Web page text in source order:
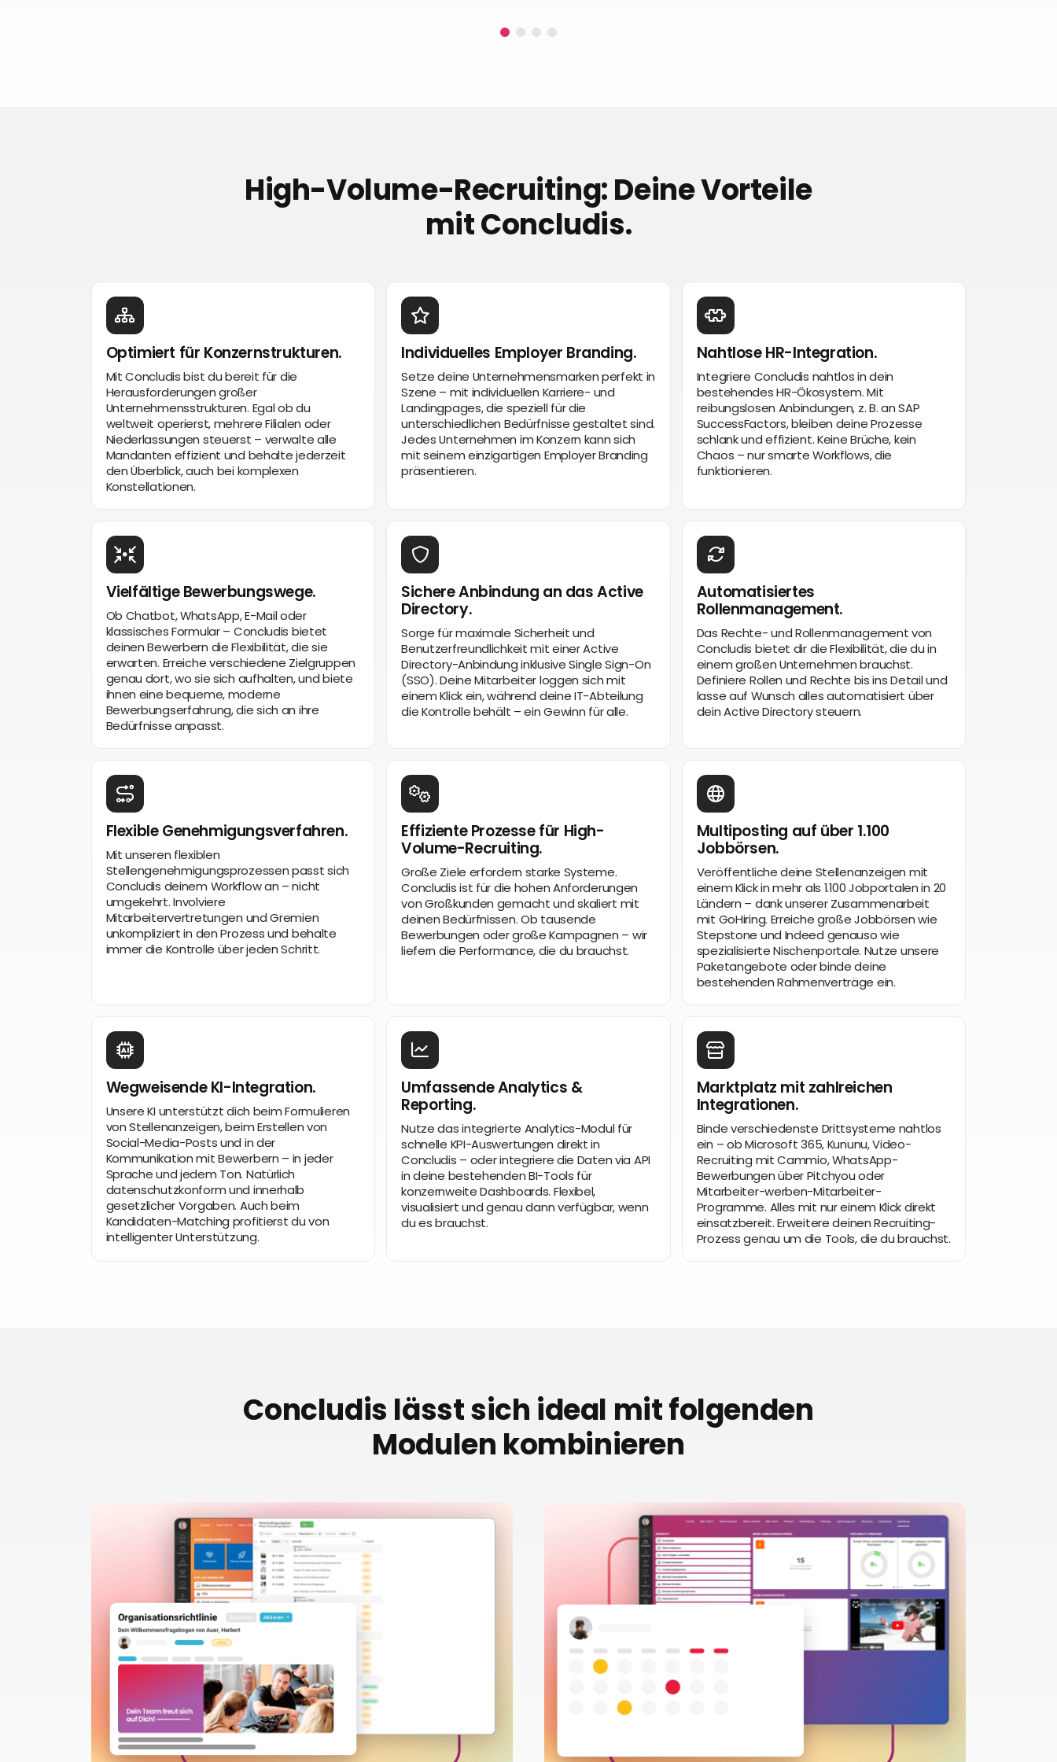
High-Volume-Recruiting: Deine Vorteile
mit Concludis.
Optimiert für Konzernstrukturen.
Mit Concludis bist du bereit für die
Herausforderungen großer
Unternehmensstrukturen. Egal ob du
weltweit operierst, mehrere Filialen oder
Niederlassungen steuerst – verwalte alle
Mandanten effizient und behalte jederzeit
den Überblick, auch bei komplexen
Konstellationen.
Individuelles Employer Branding.
Setze deine Unternehmensmarken perfekt in
Szene – mit individuellen Karriere- und
Landingpages, die speziell für die
unterschiedlichen Bedürfnisse gestaltet sind.
Jedes Unternehmen im Konzern kann sich
mit seinem einzigartigen Employer Branding
präsentieren.
Nahtlose HR-Integration.
Integriere Concludis nahtlos in dein
bestehendes HR-Ökosystem. Mit
reibungslosen Anbindungen, z. B. an SAP
SuccessFactors, bleiben deine Prozesse
schlank und effizient. Keine Brüche, kein
Chaos – nur smarte Workflows, die
funktionieren.
Vielfältige Bewerbungswege.
Ob Chatbot, WhatsApp, E-Mail oder
klassisches Formular – Concludis bietet
deinen Bewerbern die Flexibilität, die sie
erwarten. Erreiche verschiedene Zielgruppen
genau dort, wo sie sich aufhalten, und biete
ihnen eine bequeme, moderne
Bewerbungserfahrung, die sich an ihre
Bedürfnisse anpasst.
Sichere Anbindung an das Active
Directory.
Sorge für maximale Sicherheit und
Benutzerfreundlichkeit mit einer Active
Directory-Anbindung inklusive Single Sign-On
(SSO). Deine Mitarbeiter loggen sich mit
einem Klick ein, während deine IT-Abteilung
die Kontrolle behält – ein Gewinn für alle.
Automatisiertes
Rollenmanagement.
Das Rechte- und Rollenmanagement von
Concludis bietet dir die Flexibilität, die du in
einem großen Unternehmen brauchst.
Definiere Rollen und Rechte bis ins Detail und
lasse auf Wunsch alles automatisiert über
dein Active Directory steuern.
Flexible Genehmigungsverfahren.
Mit unseren flexiblen
Stellengenehmigungsprozessen passt sich
Concludis deinem Workflow an – nicht
umgekehrt. Involviere
Mitarbeitervertretungen und Gremien
unkompliziert in den Prozess und behalte
immer die Kontrolle über jeden Schritt.
Effiziente Prozesse für High-
Volume-Recruiting.
Große Ziele erfordern starke Systeme.
Concludis ist für die hohen Anforderungen
von Großkunden gemacht und skaliert mit
deinen Bedürfnissen. Ob tausende
Bewerbungen oder große Kampagnen – wir
liefern die Performance, die du brauchst.
Multiposting auf über 1.100
Jobbörsen.
Veröffentliche deine Stellenanzeigen mit
einem Klick in mehr als 1.100 Jobportalen in 20
Ländern – dank unserer Zusammenarbeit
mit GoHiring. Erreiche große Jobbörsen wie
Stepstone und Indeed genauso wie
spezialisierte Nischenportale. Nutze unsere
Paketangebote oder binde deine
bestehenden Rahmenverträge ein.
Wegweisende KI-Integration.
Unsere KI unterstützt dich beim Formulieren
von Stellenanzeigen, beim Erstellen von
Social-Media-Posts und in der
Kommunikation mit Bewerbern – in jeder
Sprache und jedem Ton. Natürlich
datenschutzkonform und innerhalb
gesetzlicher Vorgaben. Auch beim
Kandidaten-Matching profitierst du von
intelligenter Unterstützung.
Umfassende Analytics &
Reporting.
Nutze das integrierte Analytics-Modul für
schnelle KPI-Auswertungen direkt in
Concludis – oder integriere die Daten via API
in deine bestehenden BI-Tools für
konzernweite Dashboards. Flexibel,
visualisiert und genau dann verfügbar, wenn
du es brauchst.
Marktplatz mit zahlreichen
Integrationen.
Binde verschiedenste Drittsysteme nahtlos
ein – ob Microsoft 365, Kununu, Video-
Recruiting mit Cammio, WhatsApp-
Bewerbungen über Pitchyou oder
Mitarbeiter-werben-Mitarbeiter-
Programme. Alles mit nur einem Klick direkt
einsatzbereit. Erweitere deinen Recruiting-
Prozess genau um die Tools, die du brauchst.
Concludis lässt sich ideal mit folgenden
Modulen kombinieren